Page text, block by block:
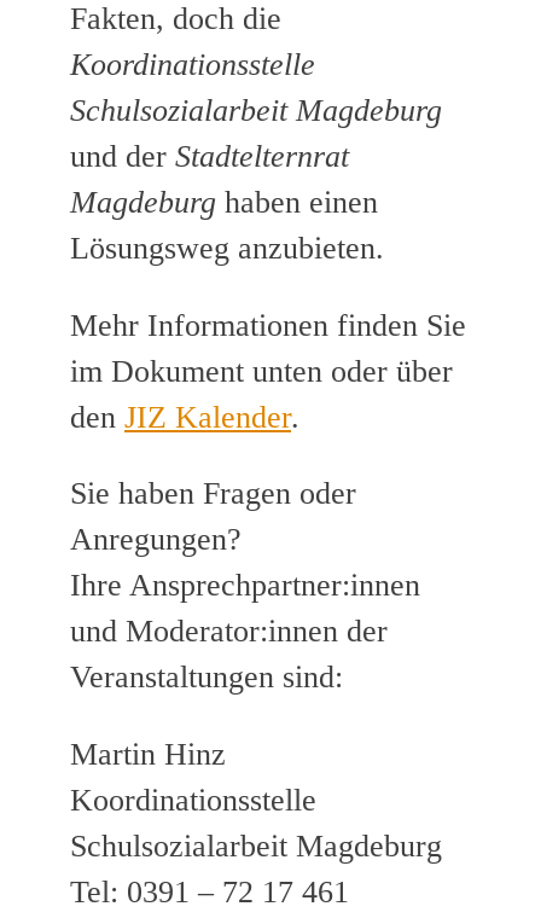
Fakten, doch die
Koordinationsstelle
Schulsozialarbeit Magdeburg
und der Stadtelternrat
Magdeburg haben einen
Lösungsweg anzubieten.
Mehr Informationen finden Sie
im Dokument unten oder über
den JIZ Kalender.
Sie haben Fragen oder
Anregungen?
Ihre Ansprechpartner:innen
und Moderator:innen der
Veranstaltungen sind:
Martin Hinz
Koordinationsstelle
Schulsozialarbeit Magdeburg
Tel: 0391 – 72 17 461